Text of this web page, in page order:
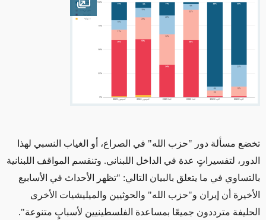
Open image
تخضع مسألة دور "حزب الله" في الصراع، أو الغياب النسبي لهذا
الدور، لتفسيراتٍ عدة في الداخل اللبناني. وتنقسم المواقف اللبنانية
بالتساوي في ما يتعلق بالبيان التالي: "تظهر الأحداث في الأسابيع
الأخيرة أن إيران و"حزب الله" والحوثيين والميليشيات الأخرى
الحليفة مترددون جميعًا بمساعدة الفلسطينيين لأسبابٍ متنوعة".